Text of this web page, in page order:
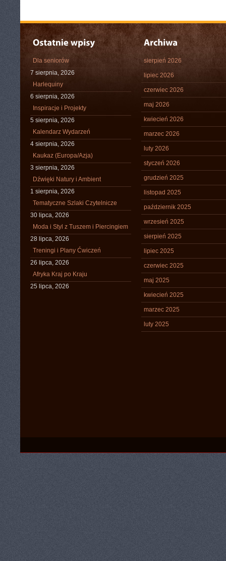
Dla seniorów
7 sierpnia, 2026
Harlequiny
6 sierpnia, 2026
Inspiracje i Projekty
5 sierpnia, 2026
Kalendarz Wydarzeń
4 sierpnia, 2026
Kaukaz (Europa/Azja)
3 sierpnia, 2026
Dźwięki Natury i Ambient
1 sierpnia, 2026
Tematyczne Szlaki Czytelnicze
30 lipca, 2026
Moda i Styl z Tuszem i Piercingiem
28 lipca, 2026
Treningi i Plany Ćwiczeń
26 lipca, 2026
Afryka Kraj po Kraju
25 lipca, 2026
sierpień 2026
lipiec 2026
czerwiec 2026
maj 2026
kwiecień 2026
marzec 2026
luty 2026
styczeń 2026
grudzień 2025
listopad 2025
październik 2025
wrzesień 2025
sierpień 2025
lipiec 2025
czerwiec 2025
maj 2025
kwiecień 2025
marzec 2025
luty 2025